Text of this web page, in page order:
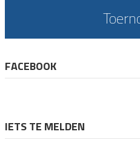
FACEBOOK
IETS TE MELDEN